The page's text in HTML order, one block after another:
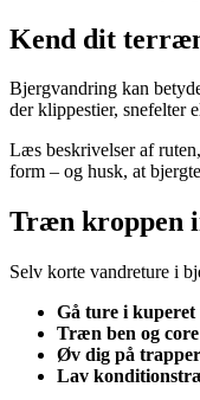
Kend dit
Bjergvandring kan
der klippestier, snefelter
Læs beskrivelser af
form – og husk, at
Træn kroppen
Selv korte vandreture i
Gå ture i
Træn ben og core
Øv dig på trapper
Lav